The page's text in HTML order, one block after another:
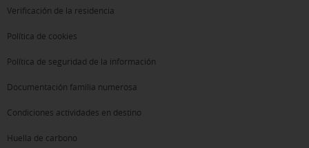
Verificación de la residencia
Política de cookies
Política de seguridad de la información
Documentación familia numerosa
Condiciones actividades en destino
Huella de carbono